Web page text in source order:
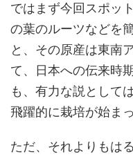
ではまず今回スポッ
の葉のルーツなどを
と、その原産は東南
て、日本への伝来時
も、有力な説として
飛躍的に栽培が始ま
ただ、それよりもは